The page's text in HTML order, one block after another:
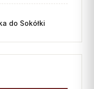
do Sokółki